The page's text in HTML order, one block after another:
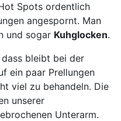
Spots ordentlich
angespornt. Man
und sogar Kuhglocken.
bleibt bei der
ein paar Prellungen
viel zu behandeln. Die
unserer
Unterarm.